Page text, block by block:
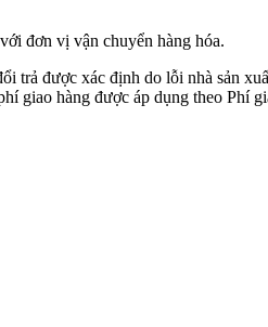
đơn vị vận chuyển hàng hóa.
được xác định do lỗi nhà sản
giao hàng được áp dụng theo Phí